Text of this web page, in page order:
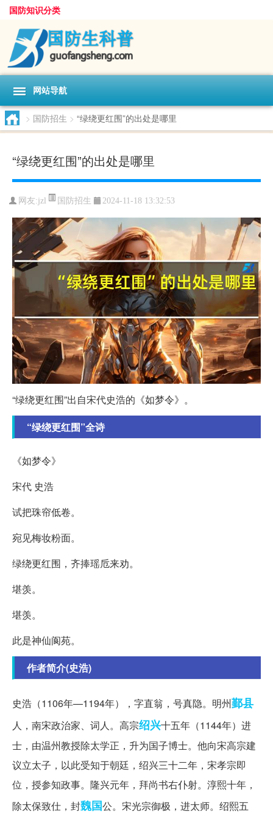
国防知识分类
网站导航
> 国防招生 > “绿绕更红围”的出处是哪里
“绿绕更红围”的出处是哪里
网友:jzl 国防招生 2024-11-18 13:32:53
“绿绕更红围”出自宋代史浩的《如梦令》。
“绿绕更红围”全诗
《如梦令》
宋代 史浩
试把珠帘低卷。
宛见梅妆粉面。
绿绕更红围，齐捧瑶卮来劝。
堪羡。
堪羡。
此是神仙阆苑。
作者简介(史浩)
史浩（1106年—1194年），字直翁，号真隐。明州鄞县
人，南宋政治家、词人。高宗绍兴十五年（1144年）进
士，由温州教授除太学正，升为国子博士。他向宋高宗建
议立太子，以此受知于朝廷，绍兴三十二年，宋孝宗即
位，授参知政事。隆兴元年，拜尚书右仆射。淳熙十年，
除太保致仕，封魏国公。宋光宗御极，进太师。绍熙五